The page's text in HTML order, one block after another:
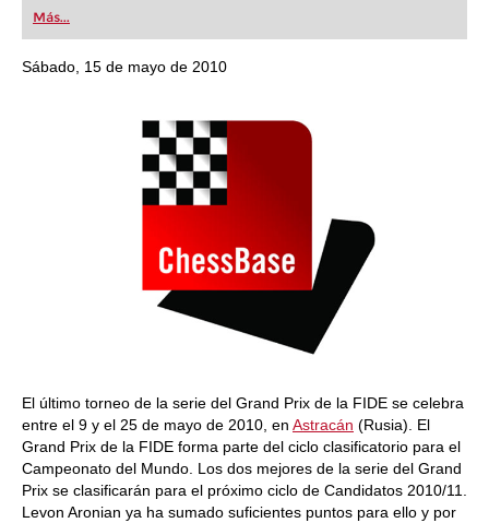
first steps into the world of club chess, or already
playing at a tournament level: with FRITZ, you can
train more efficiently, intelligently and with a
more personalised approach than ever before.
Más...
Sábado, 15 de mayo de 2010
El último torneo de la serie del Grand Prix de la FIDE se celebra
entre el 9 y el 25 de mayo de 2010, en Astracán (Rusia). El
Grand Prix de la FIDE forma parte del ciclo clasificatorio para el
Campeonato del Mundo. Los dos mejores de la serie del Grand
Prix se clasificarán para el próximo ciclo de Candidatos 2010/11.
Levon Aronian ya ha sumado suficientes puntos para ello y por